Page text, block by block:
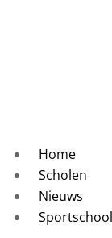
Home
Scholen
Nieuws